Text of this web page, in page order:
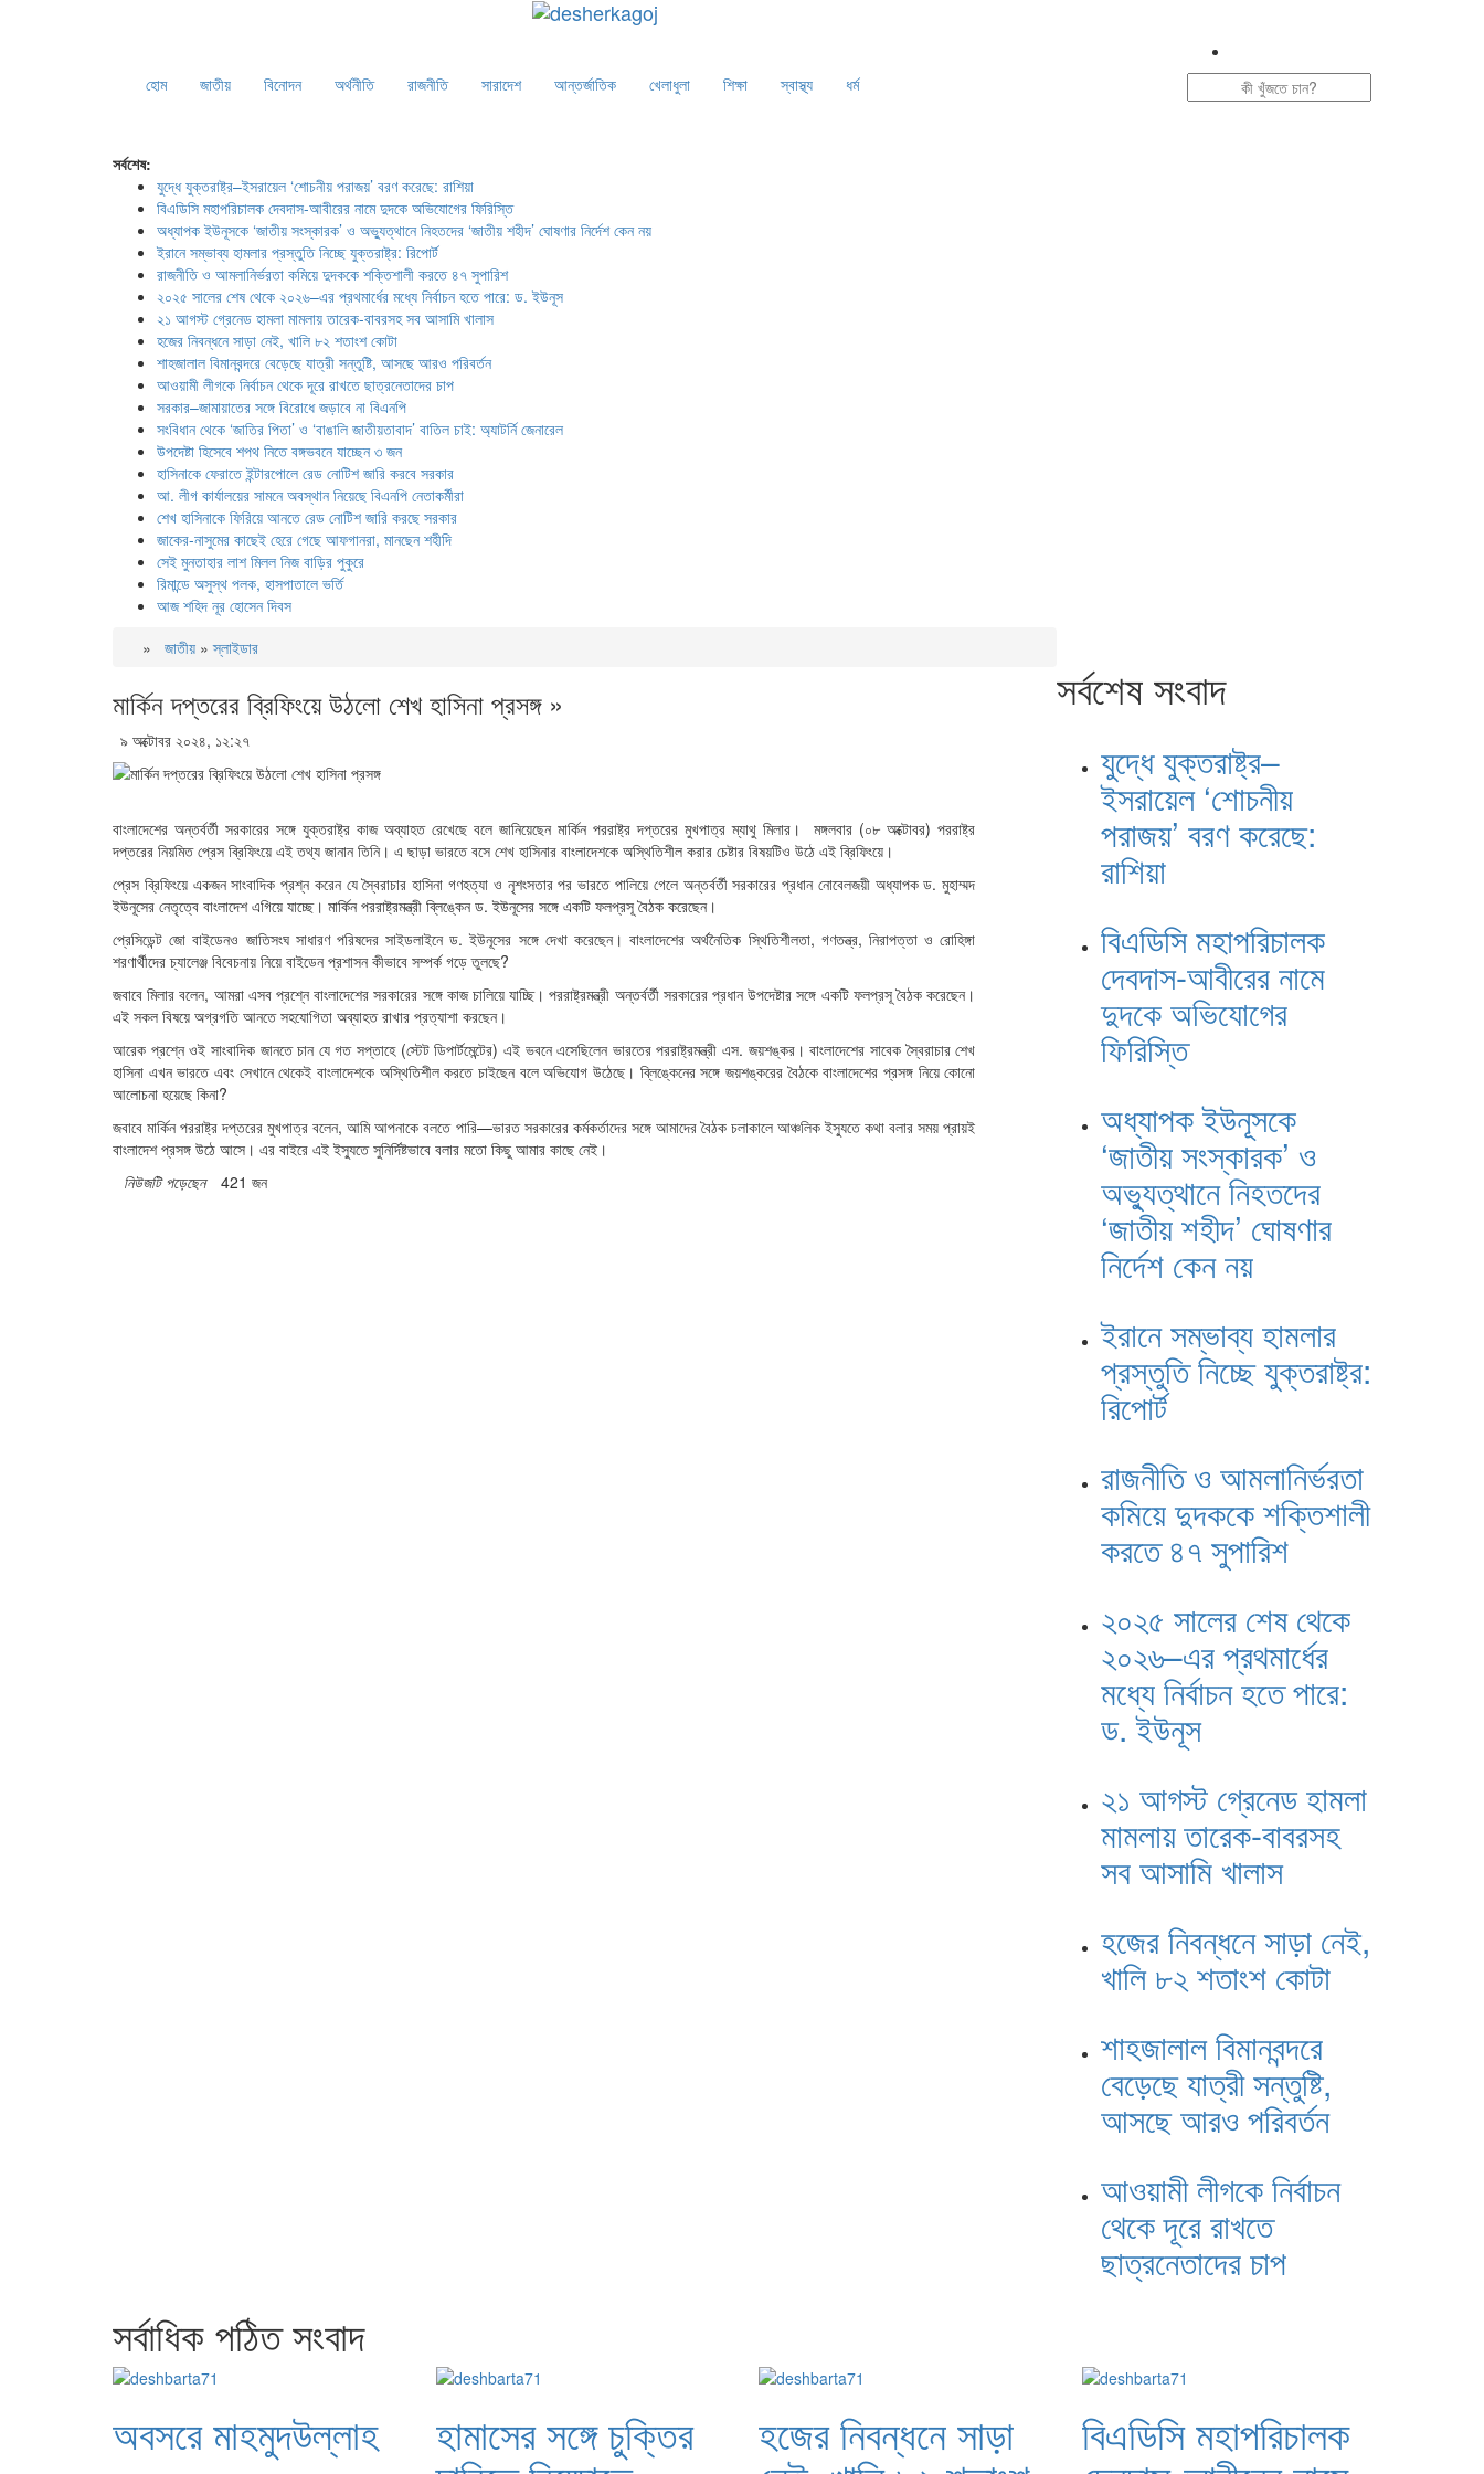
হোম জাতীয় বিনোদন অর্থনীতি রাজনীতি সারাদেশ আন্তর্জাতিক খেলাধুলা শিক্ষা স্বাস্থ্য ধর্ম
সর্বশেষ:
যুদ্ধে যুক্তরাষ্ট্র–ইসরায়েল ‘শোচনীয় পরাজয়’ বরণ করেছে: রাশিয়া
বিএডিসি মহাপরিচালক দেবদাস-আবীরের নামে দুদকে অভিযোগের ফিরিস্তি
অধ্যাপক ইউনূসকে ‘জাতীয় সংস্কারক’ ও অভ্যুত্থানে নিহতদের ‘জাতীয় শহীদ’ ঘোষণার নির্দেশ কেন নয়
ইরানে সম্ভাব্য হামলার প্রস্তুতি নিচ্ছে যুক্তরাষ্ট্র: রিপোর্ট
রাজনীতি ও আমলানির্ভরতা কমিয়ে দুদককে শক্তিশালী করতে ৪৭ সুপারিশ
২০২৫ সালের শেষ থেকে ২০২৬–এর প্রথমার্ধের মধ্যে নির্বাচন হতে পারে: ড. ইউনূস
২১ আগস্ট গ্রেনেড হামলা মামলায় তারেক-বাবরসহ সব আসামি খালাস
হজের নিবন্ধনে সাড়া নেই, খালি ৮২ শতাংশ কোটা
শাহজালাল বিমানবন্দরে বেড়েছে যাত্রী সন্তুষ্টি, আসছে আরও পরিবর্তন
আওয়ামী লীগকে নির্বাচন থেকে দূরে রাখতে ছাত্রনেতাদের চাপ
সরকার–জামায়াতের সঙ্গে বিরোধে জড়াবে না বিএনপি
সংবিধান থেকে ‘জাতির পিতা’ ও ‘বাঙালি জাতীয়তাবাদ’ বাতিল চাই: অ্যাটর্নি জেনারেল
উপদেষ্টা হিসেবে শপথ নিতে বঙ্গভবনে যাচ্ছেন ৩ জন
হাসিনাকে ফেরাতে ইন্টারপোলে রেড নোটিশ জারি করবে সরকার
আ. লীগ কার্যালয়ের সামনে অবস্থান নিয়েছে বিএনপি নেতাকর্মীরা
শেখ হাসিনাকে ফিরিয়ে আনতে রেড নোটিশ জারি করছে সরকার
জাকের-নাসুমের কাছেই হেরে গেছে আফগানরা, মানছেন শহীদি
সেই মুনতাহার লাশ মিলল নিজ বাড়ির পুকুরে
রিমান্ডে অসুস্থ পলক, হাসপাতালে ভর্তি
আজ শহিদ নূর হোসেন দিবস
» জাতীয় »স্লাইডার
মার্কিন দপ্তরের ব্রিফিংয়ে উঠলো শেখ হাসিনা প্রসঙ্গ »
৯ অক্টোবর ২০২৪, ১২:২৭
বাংলাদেশের অন্তর্বর্তী সরকারের সঙ্গে যুক্তরাষ্ট্র কাজ অব্যাহত রেখেছে বলে জানিয়েছেন মার্কিন পররাষ্ট্র দপ্তরের মুখপাত্র ম্যাথু মিলার। মঙ্গলবার (০৮ অক্টোবর) পররাষ্ট্র
দপ্তরের নিয়মিত প্রেস ব্রিফিংয়ে এই তথ্য জানান তিনি। এ ছাড়া ভারতে বসে শেখ হাসিনার বাংলাদেশকে অস্থিতিশীল করার চেষ্টার বিষয়টিও উঠে এই ব্রিফিংয়ে।
প্রেস ব্রিফিংয়ে একজন সাংবাদিক প্রশ্ন করেন যে স্বৈরাচার হাসিনা গণহত্যা ও নৃশংসতার পর ভারতে পালিয়ে গেলে অন্তর্বর্তী সরকারের প্রধান নোবেলজয়ী অধ্যাপক ড. মুহাম্মদ
ইউনূসের নেতৃত্বে বাংলাদেশ এগিয়ে যাচ্ছে। মার্কিন পররাষ্ট্রমন্ত্রী ব্লিঙ্কেন ড. ইউনূসের সঙ্গে একটি ফলপ্রসূ বৈঠক করেছেন।
প্রেসিডেন্ট জো বাইডেনও জাতিসংঘ সাধারণ পরিষদের সাইডলাইনে ড. ইউনূসের সঙ্গে দেখা করেছেন। বাংলাদেশের অর্থনৈতিক স্থিতিশীলতা, গণতন্ত্র, নিরাপত্তা ও রোহিঙ্গা
শরণার্থীদের চ্যালেঞ্জ বিবেচনায় নিয়ে বাইডেন প্রশাসন কীভাবে সম্পর্ক গড়ে তুলছে?
জবাবে মিলার বলেন, আমরা এসব প্রশ্নে বাংলাদেশের সরকারের সঙ্গে কাজ চালিয়ে যাচ্ছি। পররাষ্ট্রমন্ত্রী অন্তর্বর্তী সরকারের প্রধান উপদেষ্টার সঙ্গে একটি ফলপ্রসূ বৈঠক করেছেন।
এই সকল বিষয়ে অগ্রগতি আনতে সহযোগিতা অব্যাহত রাখার প্রত্যাশা করছেন।
আরেক প্রশ্নে ওই সাংবাদিক জানতে চান যে গত সপ্তাহে (স্টেট ডিপার্টমেন্টের) এই ভবনে এসেছিলেন ভারতের পররাষ্ট্রমন্ত্রী এস. জয়শঙ্কর। বাংলাদেশের সাবেক স্বৈরাচার শেখ
হাসিনা এখন ভারতে এবং সেখানে থেকেই বাংলাদেশকে অস্থিতিশীল করতে চাইছেন বলে অভিযোগ উঠেছে। ব্লিঙ্কেনের সঙ্গে জয়শঙ্করের বৈঠকে বাংলাদেশের প্রসঙ্গ নিয়ে কোনো
আলোচনা হয়েছে কিনা?
জবাবে মার্কিন পররাষ্ট্র দপ্তরের মুখপাত্র বলেন, আমি আপনাকে বলতে পারি—ভারত সরকারের কর্মকর্তাদের সঙ্গে আমাদের বৈঠক চলাকালে আঞ্চলিক ইস্যুতে কথা বলার সময় প্রায়ই
বাংলাদেশ প্রসঙ্গ উঠে আসে। এর বাইরে এই ইস্যুতে সুনির্দিষ্টভাবে বলার মতো কিছু আমার কাছে নেই।
নিউজটি পড়েছেন 421 জন
সর্বশেষ সংবাদ
যুদ্ধে যুক্তরাষ্ট্র–
ইসরায়েল ‘শোচনীয়
পরাজয়’ বরণ করেছে:
রাশিয়া
বিএডিসি মহাপরিচালক
দেবদাস-আবীরের নামে
দুদকে অভিযোগের
ফিরিস্তি
অধ্যাপক ইউনূসকে
‘জাতীয় সংস্কারক’ ও
অভ্যুত্থানে নিহতদের
‘জাতীয় শহীদ’ ঘোষণার
নির্দেশ কেন নয়
ইরানে সম্ভাব্য হামলার
প্রস্তুতি নিচ্ছে যুক্তরাষ্ট্র:
রিপোর্ট
রাজনীতি ও আমলানির্ভরতা
কমিয়ে দুদককে শক্তিশালী
করতে ৪৭ সুপারিশ
২০২৫ সালের শেষ থেকে
২০২৬–এর প্রথমার্ধের
মধ্যে নির্বাচন হতে পারে:
ড. ইউনূস
২১ আগস্ট গ্রেনেড হামলা
মামলায় তারেক-বাবরসহ
সব আসামি খালাস
হজের নিবন্ধনে সাড়া নেই,
খালি ৮২ শতাংশ কোটা
শাহজালাল বিমানবন্দরে
বেড়েছে যাত্রী সন্তুষ্টি,
আসছে আরও পরিবর্তন
আওয়ামী লীগকে নির্বাচন
থেকে দূরে রাখতে
ছাত্রনেতাদের চাপ
সর্বাধিক পঠিত সংবাদ
অবসরে মাহমুদউল্লাহ
হামাসের সঙ্গে চুক্তির হজের নিবন্ধনে সাড়া বিএডিসি মহাপরিচালক